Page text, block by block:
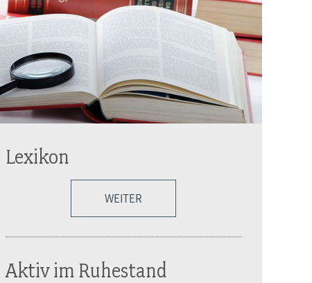
Lexikon
WEITER
Aktiv im Ruhestand